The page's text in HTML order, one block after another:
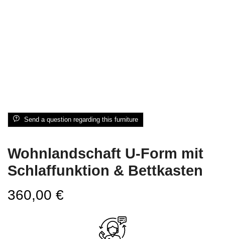
Send a question regarding this furniture
Wohnlandschaft U-Form mit
Schlaffunktion & Bettkasten
360,00 €